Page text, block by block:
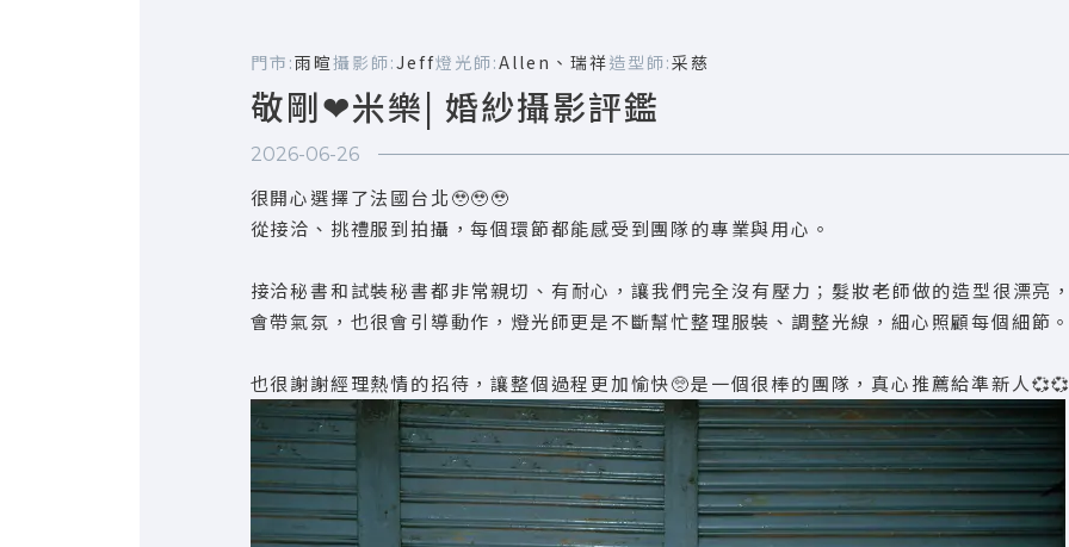
門市:雨暄攝影師:Jeff燈光師:Allen、瑞祥造型師:采慈
敬剛❤米樂| 婚紗攝影評鑑
2026-06-26
很開心選擇了法國台北🥹🥹🥹
從接洽、挑禮服到拍攝，每個環節都能感受到團隊的專業與用心。
接洽秘書和試裝秘書都非常親切、有耐心，讓我們完全沒有壓力；髮妝老師做的造型很漂亮
會帶氣氛，也很會引導動作，燈光師更是不斷幫忙整理服裝、調整光線，細心照顧每個細節
也很謝謝經理熱情的招待，讓整個過程更加愉快🥺是一個很棒的團隊，真心推薦給準新人